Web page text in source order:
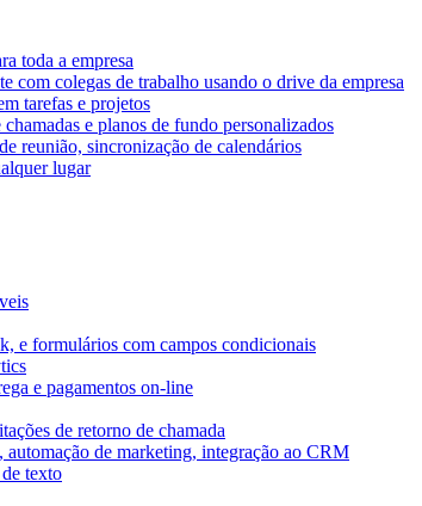
toda a empresa
com colegas de trabalho usando o drive da empresa
tarefas e projetos
e planos de fundo personalizados
reunião, sincronização de calendários
lugar
e formulários com campos condicionais
e pagamentos on-line
de retorno de chamada
de marketing, integração ao CRM
texto